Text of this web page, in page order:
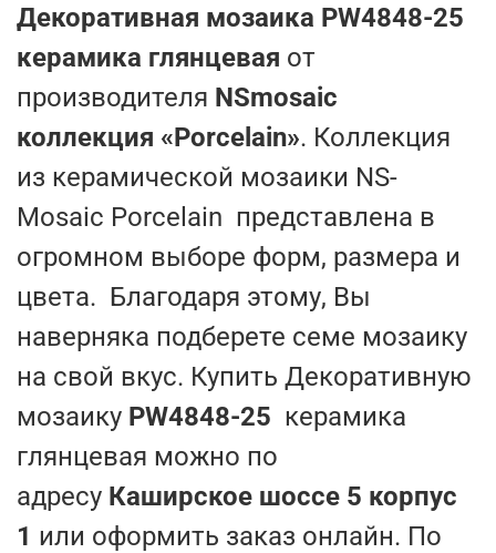
Декоративная мозаика PW4848-25
керамика глянцевая от
производителя NSmosaic
коллекция «Porcelain». Коллекция
из керамической мозаики NS-
Mosaic Porcelain представлена в
огромном выборе форм, размера и
цвета. Благодаря этому, Вы
наверняка подберете семе мозаику
на свой вкус. Купить Декоративную
мозаику PW4848-25 керамика
глянцевая можно по
адресу Каширское шоссе 5 корпус
1 или оформить заказ онлайн. По